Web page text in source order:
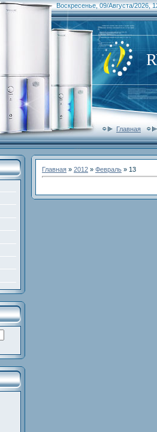
Воскресенье, 09/Августа/2026,
Главная
Главная » 2012 » Февраль » 13